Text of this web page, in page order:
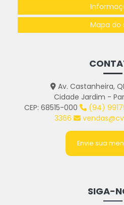
Mapa do
Av. Castanheira,
Cidade Jardim -
CEP: 68515-000
(94)
3366
Envie sua
SIGA-